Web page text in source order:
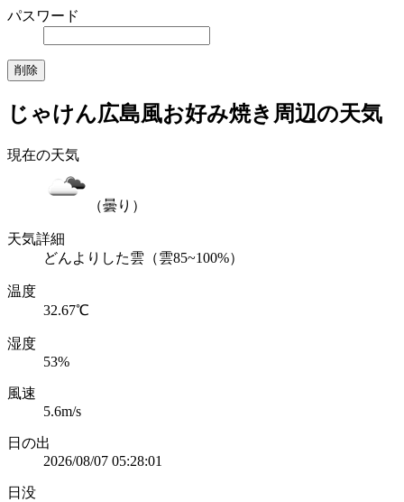
パスワード
じゃけん広島風お好み焼き周辺の天気
現在の天気
（曇り）
天気詳細
どんよりした雲（雲85~100%）
温度
32.67℃
湿度
53%
風速
5.6m/s
日の出
2026/08/07 05:28:01
日没